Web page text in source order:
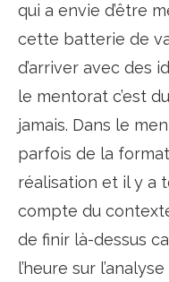
qui a envie d’être
cette batterie de
d’arriver avec des
le mentorat c’est
jamais. Dans le
parfois de la
réalisation et il y a
compte du
de finir là-dessus
l’heure sur